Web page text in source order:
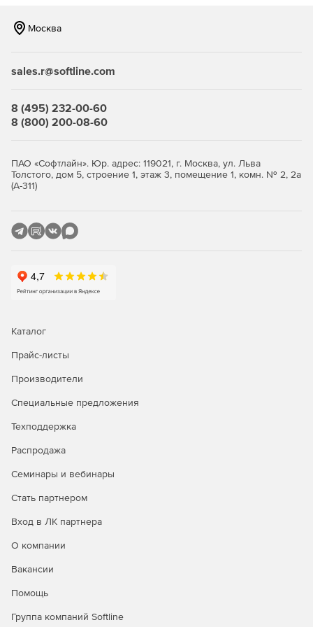
событиями (SIEM), службой поддержки и другими
Москва
sales.r@softline.com
8 (495) 232-00-60
8 (800) 200-08-60
ПАО «Софтлайн». Юр. адрес: 119021, г. Москва, ул. Льва
Толстого, дом 5, строение 1, этаж 3, помещение 1, комн. № 2, 2а
(А-311)
Каталог
Прайс-листы
Производители
Специальные предложения
Техподдержка
Распродажа
Семинары и вебинары
Стать партнером
Вход в ЛК партнера
О компании
Вакансии
Помощь
Группа компаний Softline